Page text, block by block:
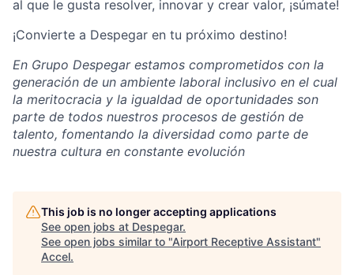
al que le gusta resolver, innovar y crear valor, ¡súmate!
¡Convierte a Despegar en tu próximo destino!
En Grupo Despegar estamos comprometidos con la
generación de un ambiente laboral inclusivo en el cual
la meritocracia y la igualdad de oportunidades son
parte de todos nuestros procesos de gestión de
talento, fomentando la diversidad como parte de
nuestra cultura en constante evolución
This job is no longer accepting applications
See open jobs at Despegar.
See open jobs similar to "Airport Receptive Assistant"
Accel.